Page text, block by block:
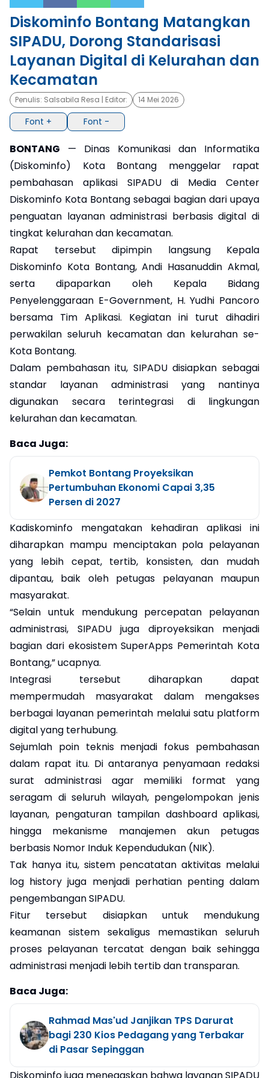
×
Diskominfo Bontang Matangkan
SIPADU, Dorong Standarisasi
Layanan Digital di Kelurahan dan
Kecamatan
Penulis: Salsabila Resa | Editor: 14 Mei 2026
Font + Font -
BONTANG — Dinas Komunikasi dan Informatika
(Diskominfo) Kota Bontang menggelar rapat
pembahasan aplikasi SIPADU di Media Center
Diskominfo Kota Bontang sebagai bagian dari upaya
penguatan layanan administrasi berbasis digital di
tingkat kelurahan dan kecamatan.
Rapat tersebut dipimpin langsung Kepala
Diskominfo Kota Bontang, Andi Hasanuddin Akmal,
serta dipaparkan oleh Kepala Bidang
Penyelenggaraan E-Government, H. Yudhi Pancoro
bersama Tim Aplikasi. Kegiatan ini turut dihadiri
perwakilan seluruh kecamatan dan kelurahan se-
Kota Bontang.
Dalam pembahasan itu, SIPADU disiapkan sebagai
standar layanan administrasi yang nantinya
digunakan secara terintegrasi di lingkungan
kelurahan dan kecamatan.
Baca Juga:
Pemkot Bontang Proyeksikan
Pertumbuhan Ekonomi Capai 3,35
Persen di 2027
Kadiskominfo mengatakan kehadiran aplikasi ini
diharapkan mampu menciptakan pola pelayanan
yang lebih cepat, tertib, konsisten, dan mudah
dipantau, baik oleh petugas pelayanan maupun
masyarakat.
“Selain untuk mendukung percepatan pelayanan
administrasi, SIPADU juga diproyeksikan menjadi
bagian dari ekosistem SuperApps Pemerintah Kota
Bontang,” ucapnya.
Integrasi tersebut diharapkan dapat
mempermudah masyarakat dalam mengakses
berbagai layanan pemerintah melalui satu platform
digital yang terhubung.
Sejumlah poin teknis menjadi fokus pembahasan
dalam rapat itu. Di antaranya penyamaan redaksi
surat administrasi agar memiliki format yang
seragam di seluruh wilayah, pengelompokan jenis
layanan, pengaturan tampilan dashboard aplikasi,
hingga mekanisme manajemen akun petugas
berbasis Nomor Induk Kependudukan (NIK).
Tak hanya itu, sistem pencatatan aktivitas melalui
log history juga menjadi perhatian penting dalam
pengembangan SIPADU.
Fitur tersebut disiapkan untuk mendukung
keamanan sistem sekaligus memastikan seluruh
proses pelayanan tercatat dengan baik sehingga
administrasi menjadi lebih tertib dan transparan.
Baca Juga:
Rahmad Mas'ud Janjikan TPS Darurat
bagi 230 Kios Pedagang yang Terbakar
di Pasar Sepinggan
Diskominfo juga menegaskan bahwa layanan SIPADU